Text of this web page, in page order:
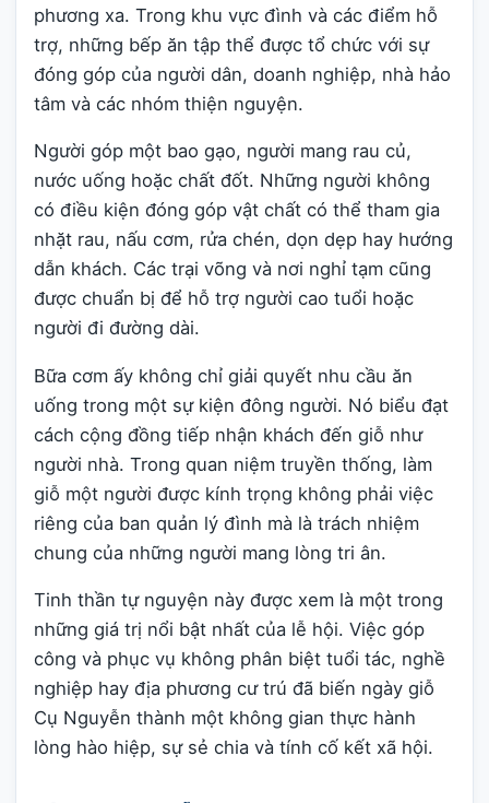
phương xa. Trong khu vực đình và các điểm hỗ
trợ, những bếp ăn tập thể được tổ chức với sự
đóng góp của người dân, doanh nghiệp, nhà hảo
tâm và các nhóm thiện nguyện.
Người góp một bao gạo, người mang rau củ,
nước uống hoặc chất đốt. Những người không
có điều kiện đóng góp vật chất có thể tham gia
nhặt rau, nấu cơm, rửa chén, dọn dẹp hay hướng
dẫn khách. Các trại võng và nơi nghỉ tạm cũng
được chuẩn bị để hỗ trợ người cao tuổi hoặc
người đi đường dài.
Bữa cơm ấy không chỉ giải quyết nhu cầu ăn
uống trong một sự kiện đông người. Nó biểu đạt
cách cộng đồng tiếp nhận khách đến giỗ như
người nhà. Trong quan niệm truyền thống, làm
giỗ một người được kính trọng không phải việc
riêng của ban quản lý đình mà là trách nhiệm
chung của những người mang lòng tri ân.
Tinh thần tự nguyện này được xem là một trong
những giá trị nổi bật nhất của lễ hội. Việc góp
công và phục vụ không phân biệt tuổi tác, nghề
nghiệp hay địa phương cư trú đã biến ngày giỗ
Cụ Nguyễn thành một không gian thực hành
lòng hào hiệp, sự sẻ chia và tính cố kết xã hội.